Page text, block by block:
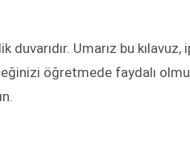
Umarız bu kılavuz,
öğretmede faydalı